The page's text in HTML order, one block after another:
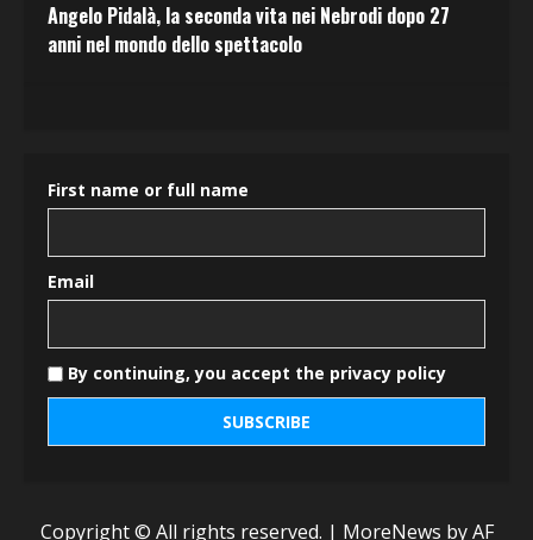
Angelo Pidalà, la seconda vita nei Nebrodi dopo 27
anni nel mondo dello spettacolo
First name or full name
Email
By continuing, you accept the privacy policy
Copyright © All rights reserved. | MoreNews by AF